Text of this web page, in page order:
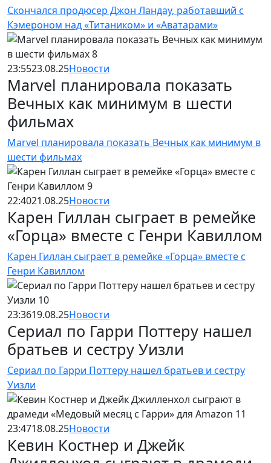
Скончался продюсер Джон Ландау, работавший с
Кэмероном над «Титаником» и «Аватарами»
23:5523.08.25Новости
Marvel планировала показать
Вечных как минимум в шести
фильмах
Marvel планировала показать Вечных как минимум в
шести фильмах
22:4021.08.25Новости
Карен Гиллан сыграет в ремейке
«Горца» вместе с Генри Кавиллом
Карен Гиллан сыграет в ремейке «Горца» вместе с
Генри Кавиллом
23:3619.08.25Новости
Сериал по Гарри Поттеру нашел
братьев и сестру Уизли
Сериал по Гарри Поттеру нашел братьев и сестру
Уизли
23:4718.08.25Новости
Кевин Костнер и Джейк